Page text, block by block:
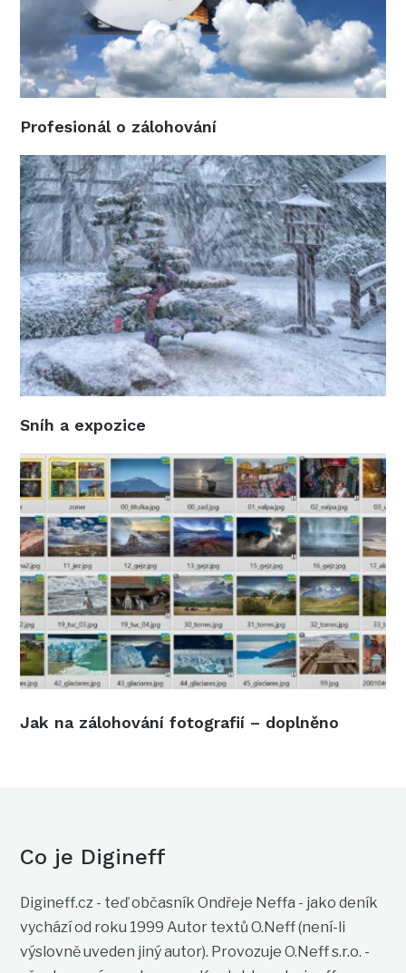
Profesionál o zálohování
Sníh a expozice
Jak na zálohování fotografií – doplněno
Co je Digineff
Digineff.cz - teď občasník Ondřeje Neffa - jako deník
vychází od roku 1999 Autor textů O.Neff (není-li
výslovně uveden jiný autor). Provozuje O.Neff s.r.o. -